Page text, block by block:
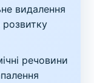
видалення
речовини